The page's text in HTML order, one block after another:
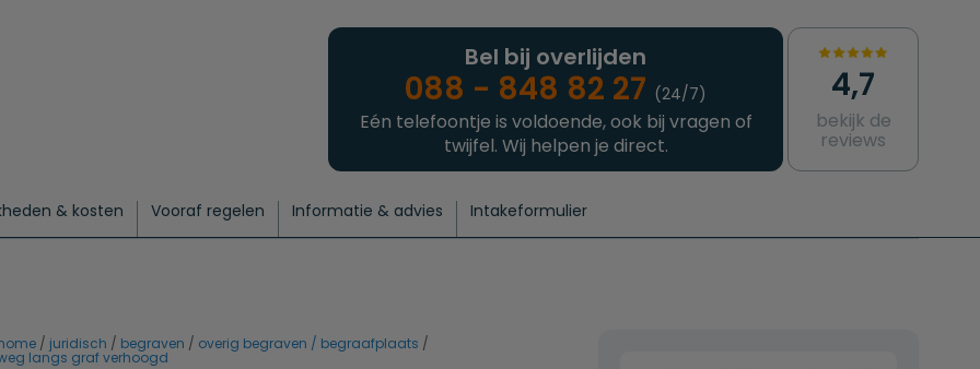
Bel bij overlijden
088 - 848 82 27 (24/7)
Eén telefoontje is voldoende, ook bij vragen of
twijfel. Wij helpen je direct.
4,7
bekijk de
reviews
& kosten Vooraf regelen Informatie & advies Intakeformulier
juridisch begraven overig begraven / begraafplaats
langs graf verhoogd